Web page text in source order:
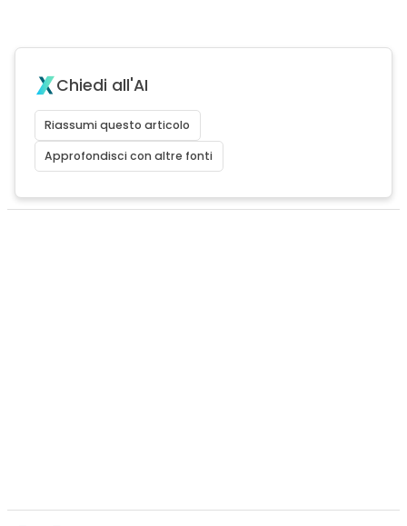
Chiedi all'AI
Riassumi questo articolo
Approfondisci con altre fonti